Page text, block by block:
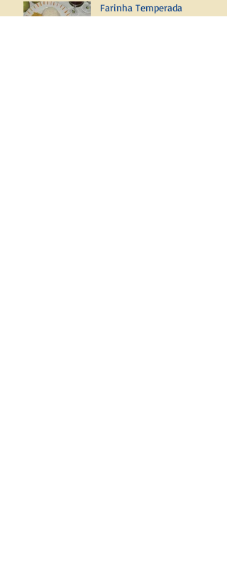
Farinha Temperada